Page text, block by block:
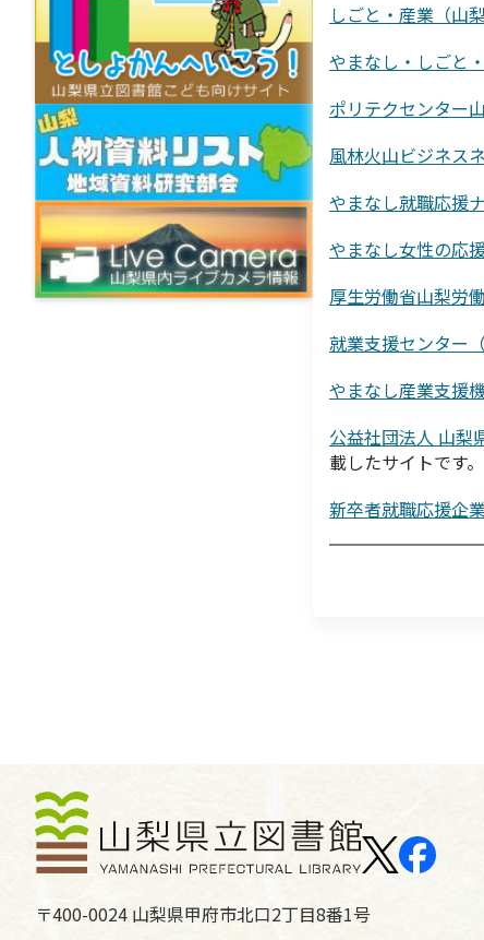
しごと・産業（山
やまなし・しごと
ポリテクセンター
風林火山ビジネス
やまなし就職応援
やまなし女性の応
厚生労働省山梨労
就業支援センター
やまなし産業支援
公益社団法人 山梨
載したサイトです
新卒者就職応援企
〒400-0024 山梨県甲府市北口2丁目8番1号